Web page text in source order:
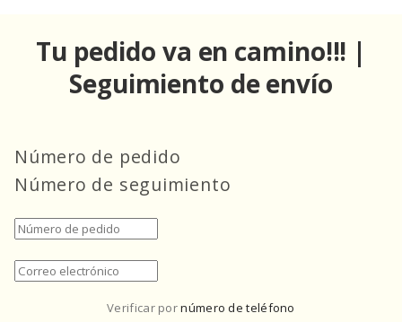
al contenido
Tu pedido va en camino!!! |
Seguimiento de envío
Número de pedido
Número de seguimiento
Verificar por número de teléfono